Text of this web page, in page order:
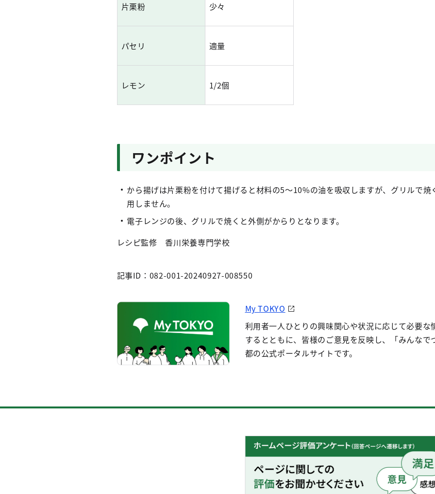
片栗粉 少々
パセリ 適量
レモン 1/2個
ワンポイント
から揚げは片栗粉を付けて揚げると材料の5～10%の油を吸収しますが、グリルで焼
用しません。
電子レンジの後、グリルで焼くと外側がからりとなります。
レシピ監修 香川栄養専門学校
記事ID：082-001-20240927-008550
My TOKYO
利用者一人ひとりの興味関心や状況に応じて必要な
するとともに、皆様のご意見を反映し、「みんなで
都の公式ポータルサイトです。